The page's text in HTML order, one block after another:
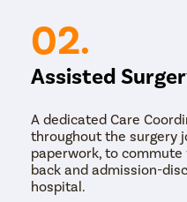
02.
Assisted
A dedicated Care
throughout the surgery
paperwork, to
back and admission-
hospital.